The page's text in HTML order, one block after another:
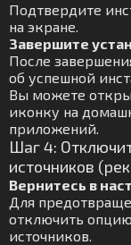
Подтвердите
на экране.
Завершите
После
об успешной
Вы можете
иконку на
приложений.
Шаг 4:
источников
Вернитесь в
Для
отключить
источников.